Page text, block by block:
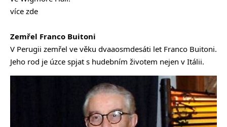
více zde
Zemřel Franco Buitoni
V Perugii zemřel ve věku dvaaosmdesáti let Franco Buitoni.
Jeho rod je úzce spjat s hudebním životem nejen v Itálii.